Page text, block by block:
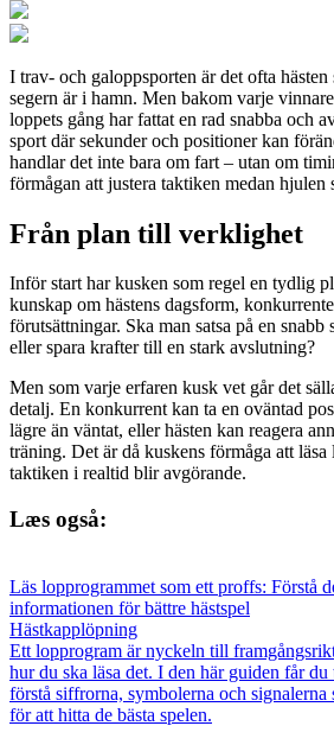
I trav- och galoppsporten är det ofta
segern är i hamn. Men bakom varje
loppets gång har fattat en rad snabba och
sport där sekunder och positioner kan
handlar det inte bara om fart – utan om
förmågan att justera taktiken medan hjulen
Från plan till verklighet
Inför start har kusken som regel en tydlig
kunskap om hästens dagsform,
förutsättningar. Ska man satsa på en
eller spara krafter till en stark avslutning?
Men som varje erfaren kusk vet går det
detalj. En konkurrent kan ta en oväntad
lägre än väntat, eller hästen kan reagera
träning. Det är då kuskens förmåga att läsa
taktiken i realtid blir avgörande.
Læs også:
Läs lopprogrammet som ett proffs: Förstå
informationen för bättre hästspel
Hästkapplöpning
Ett lopprogram är nyckeln till
hur du ska läsa det. I den här guiden får
förstå siffrorna, symbolerna och signalerna
för att hitta de bästa spelen.